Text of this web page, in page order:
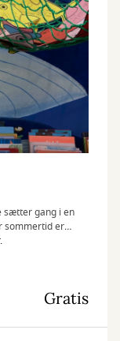
sætter gang i en
sommertid er
Gratis